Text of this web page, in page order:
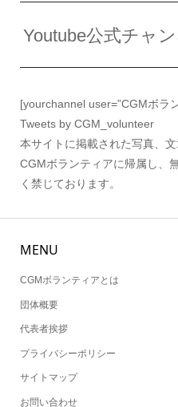
Youtube公式チャ
[yourchannel user=”CGMボラ
Tweets by CGM_volunteer
本サイトに掲載された写真、
CGMボランティアに帰属し、
く禁じております。
MENU
CGMボランティアとは
団体概要
代表者挨拶
プライバシーポリシー
サイトマップ
お問い合わせ